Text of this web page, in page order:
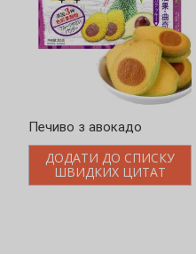
Печиво з авокадо
ДОДАТИ ДО СПИСКУ
ШВИДКИХ ЦИТАТ